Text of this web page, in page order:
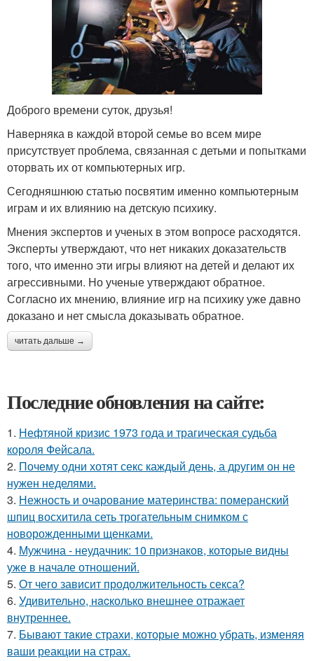
Доброго времени суток, друзья!
Наверняка в каждой второй семье во всем мире
присутствует проблема, связанная с детьми и попытками
оторвать их от компьютерных игр.
Сегодняшнюю статью посвятим именно компьютерным
играм и их влиянию на детскую психику.
Мнения экспертов и ученых в этом вопросе расходятся.
Эксперты утверждают, что нет никаких доказательств
того, что именно эти игры влияют на детей и делают их
агрессивными. Но ученые утверждают обратное.
Согласно их мнению, влияние игр на психику уже давно
доказано и нет смысла доказывать обратное.
читать дальше →
Последние обновления на сайте:
1. Нефтяной кризис 1973 года и трагическая судьба
короля Фейсала.
2. Почему одни хотят секс каждый день, а другим он не
нужен неделями.
3. Нежность и очарование материнства: померанский
шпиц восхитила сеть трогательным снимком с
новорожденными щенками.
4. Мужчина - неудачник: 10 признаков, которые видны
уже в начале отношений.
5. От чего зависит продолжительность секса?
6. Удивительнo, нacколько внешнее отражает
внутреннее.
7. Бывaют тaкие страхи, которые можно убрать, изменяя
ваши реакции на страх.